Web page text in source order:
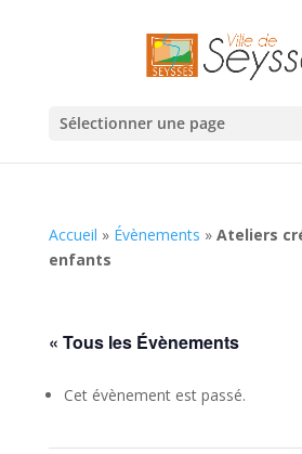
Sélectionner une page
Accueil » Évènements » Ateliers
enfants
« Tous les Évènements
Cet évènement est passé.